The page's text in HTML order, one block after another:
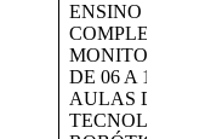
ENSINO
COMPLETO;
MONITORAR
DE 06 A 16
AULAS DE
TECNOLOGIA,